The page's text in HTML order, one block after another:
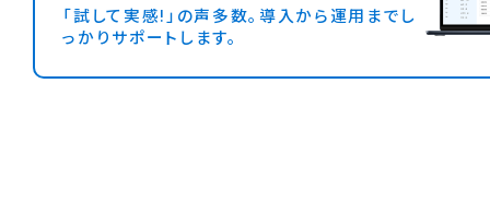
「試して実感!」の声多数。導入から運用までし
っかりサポートします。